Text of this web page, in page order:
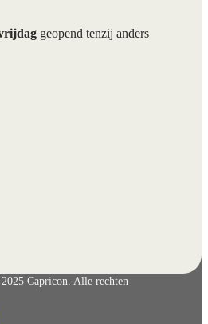
geopend tenzij anders
Capricon. Alle rechten